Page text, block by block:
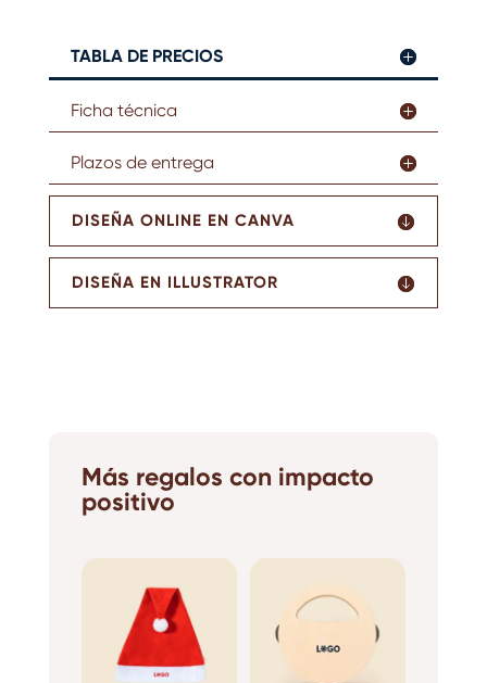
TABLA DE PRECIOS
Ficha técnica
Plazos de entrega
DISEÑA ONLINE EN CANVA
DISEÑA EN ILLUSTRATOR
Más regalos con impacto
positivo